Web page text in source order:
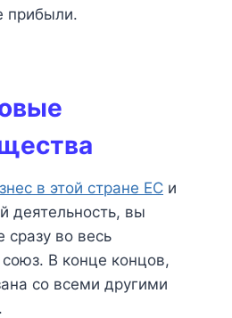
прибыли.
в этой стране ЕС и
деятельность, вы
сразу во весь
В конце концов,
со всеми другими